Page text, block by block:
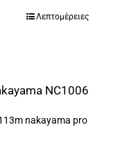
Λεπτομέρειες
nakayama pro